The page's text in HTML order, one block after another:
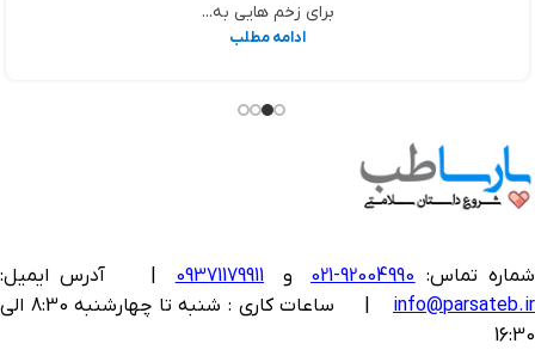
برای زخم هایی به...
ادامه مطلب
شماره تماس: 92004990-021 و 09371179911
آدرس ایمیل:
info@parsateb.ir
| ساعات کاری : شنبه تا چهارشنبه 8:30 الی
16:30